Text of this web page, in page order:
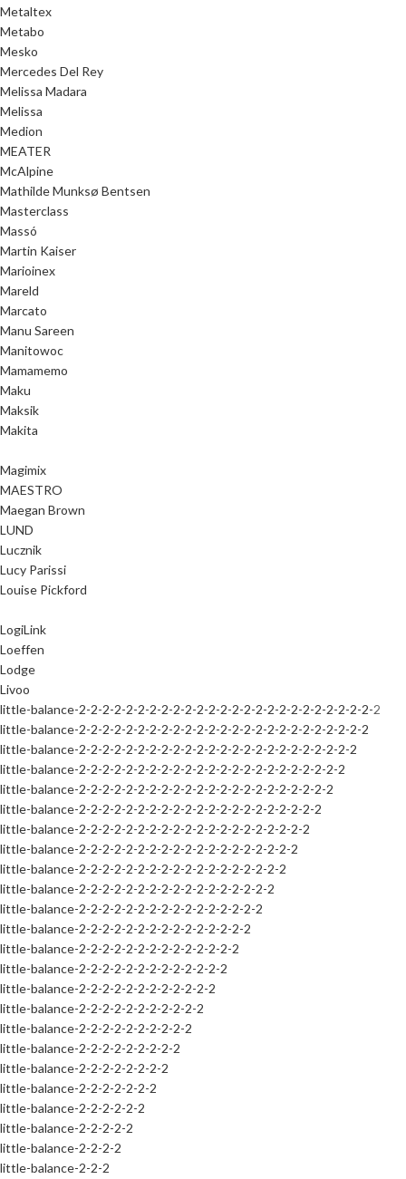
Metaltex
Metabo
Mesko
Mercedes Del Rey
Melissa Madara
Melissa
Medion
MEATER
McAlpine
Mathilde Munksø Bentsen
Masterclass
Massó
Martin Kaiser
Marioinex
Mareld
Marcato
Manu Sareen
Manitowoc
Mamamemo
Maku
Maksik
Makita
Magimix
MAESTRO
Maegan Brown
LUND
Lucznik
Lucy Parissi
Louise Pickford
LogiLink
Loeffen
Lodge
Livoo
little-balance-2-2-2-2-2-2-2-2-2-2-2-2-2-2-2-2-2-2-2-2-2-2-2-2-2-2
little-balance-2-2-2-2-2-2-2-2-2-2-2-2-2-2-2-2-2-2-2-2-2-2-2-2-2
little-balance-2-2-2-2-2-2-2-2-2-2-2-2-2-2-2-2-2-2-2-2-2-2-2-2
little-balance-2-2-2-2-2-2-2-2-2-2-2-2-2-2-2-2-2-2-2-2-2-2-2
little-balance-2-2-2-2-2-2-2-2-2-2-2-2-2-2-2-2-2-2-2-2-2-2
little-balance-2-2-2-2-2-2-2-2-2-2-2-2-2-2-2-2-2-2-2-2-2
little-balance-2-2-2-2-2-2-2-2-2-2-2-2-2-2-2-2-2-2-2-2
little-balance-2-2-2-2-2-2-2-2-2-2-2-2-2-2-2-2-2-2-2
little-balance-2-2-2-2-2-2-2-2-2-2-2-2-2-2-2-2-2-2
little-balance-2-2-2-2-2-2-2-2-2-2-2-2-2-2-2-2-2
little-balance-2-2-2-2-2-2-2-2-2-2-2-2-2-2-2-2
little-balance-2-2-2-2-2-2-2-2-2-2-2-2-2-2-2
little-balance-2-2-2-2-2-2-2-2-2-2-2-2-2-2
little-balance-2-2-2-2-2-2-2-2-2-2-2-2-2
little-balance-2-2-2-2-2-2-2-2-2-2-2-2
little-balance-2-2-2-2-2-2-2-2-2-2-2
little-balance-2-2-2-2-2-2-2-2-2-2
little-balance-2-2-2-2-2-2-2-2-2
little-balance-2-2-2-2-2-2-2-2
little-balance-2-2-2-2-2-2-2
little-balance-2-2-2-2-2-2
little-balance-2-2-2-2-2
little-balance-2-2-2-2
little-balance-2-2-2